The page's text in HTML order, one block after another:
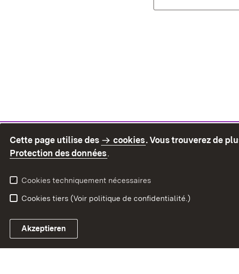
Cette page utilise des cookies. Vous trouverez de
Protection des données.
Cookies techniquement nécessaires
Cookies tiers (Voir politique de confidentialité.)
Akzeptieren